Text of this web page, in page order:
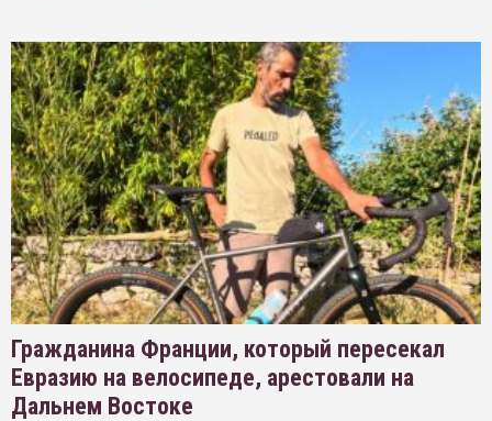
Гражданина Франции, который пересекал
Евразию на велосипеде, арестовали на
Дальнем Востоке